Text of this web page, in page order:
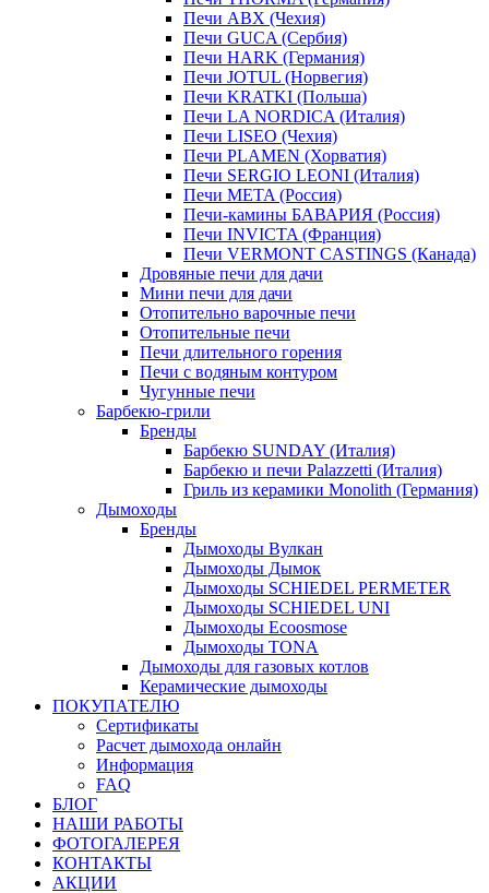
Печи ABX (Чехия)
Печи GUCA (Сербия)
Печи HARK (Германия)
Печи JOTUL (Норвегия)
Печи KRATKI (Польша)
Печи LA NORDICA (Италия)
Печи LISEO (Чехия)
Печи PLAMEN (Хорватия)
Печи SERGIO LEONI (Италия)
Печи META (Россия)
Печи-камины БАВАРИЯ (Россия)
Печи INVICTA (Франция)
Печи VERMONT CASTINGS (Канада)
Дровяные печи для дачи
Мини печи для дачи
Отопительно варочные печи
Отопительные печи
Печи длительного горения
Печи с водяным контуром
Чугунные печи
Барбекю-грили
Бренды
Барбекю SUNDAY (Италия)
Барбекю и печи Palazzetti (Италия)
Гриль из керамики Monolith (Германия)
Дымоходы
Бренды
Дымоходы Вулкан
Дымоходы Дымок
Дымоходы SCHIEDEL PERMETER
Дымоходы SCHIEDEL UNI
Дымоходы Ecoosmose
Дымоходы TONA
Дымоходы для газовых котлов
Керамические дымоходы
ПОКУПАТЕЛЮ
Сертификаты
Расчет дымохода онлайн
Информация
FAQ
БЛОГ
НАШИ РАБОТЫ
ФОТОГАЛЕРЕЯ
КОНТАКТЫ
АКЦИИ